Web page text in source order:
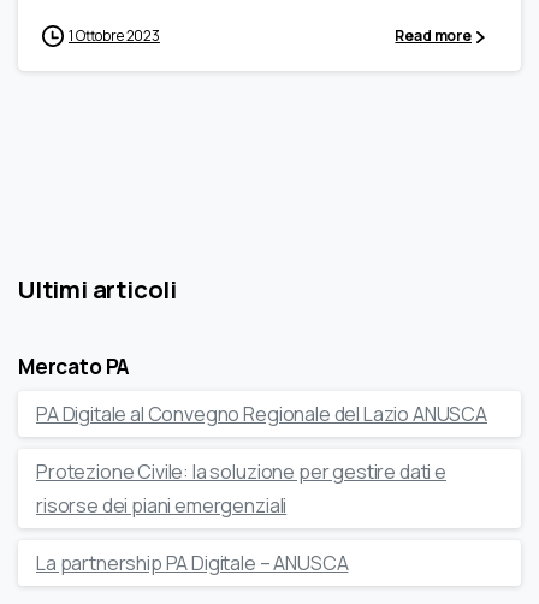
1 Ottobre 2023 Read more
Ultimi articoli
Mercato PA
PA Digitale al Convegno Regionale del Lazio ANUSCA
Protezione Civile: la soluzione per gestire dati e
risorse dei piani emergenziali
La partnership PA Digitale – ANUSCA